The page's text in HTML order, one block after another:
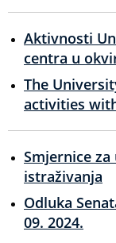
Aktivnosti
centra u
The
activities
Smjernice
istraživanja
Odluka
09. 2024.